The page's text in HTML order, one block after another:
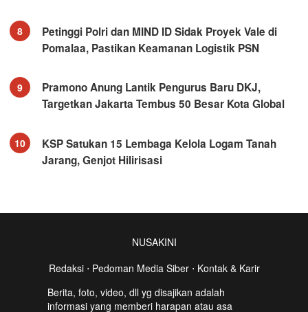
8
Petinggi Polri dan MIND ID Sidak Proyek Vale di
Pomalaa, Pastikan Keamanan Logistik PSN
9
Pramono Anung Lantik Pengurus Baru DKJ,
Targetkan Jakarta Tembus 50 Besar Kota Global
10
KSP Satukan 15 Lembaga Kelola Logam Tanah
Jarang, Genjot Hilirisasi
NUSAKINI
Redaksi⋅ Pedoman Media Siber⋅ Kontak & Karir
Berita, foto, video, dll yg disajikan adalah
informasi yang memberi harapan atau asa